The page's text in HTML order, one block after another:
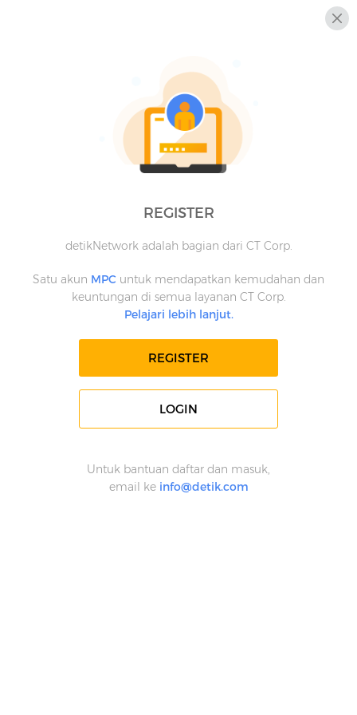
REGISTER
detikNetwork adalah bagian dari CT Corp.
Satu akun MPC untuk mendapatkan kemudahan dan
keuntungan di semua layanan CT Corp.
Pelajari lebih lanjut.
REGISTER
LOGIN
Untuk bantuan daftar dan masuk,
email ke info@detik.com